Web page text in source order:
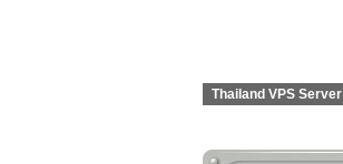
Thailand VPS Server